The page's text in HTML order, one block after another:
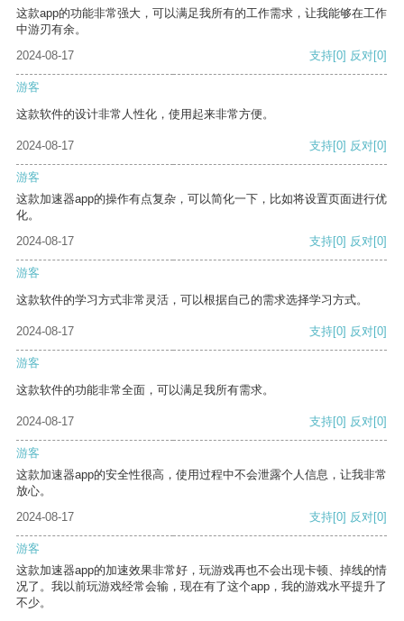
这款app的功能非常强大，可以满足我所有的工作需求，让我能够在工作
中游刃有余。
2024-08-17
支持[0] 反对[0]
游客
这款软件的设计非常人性化，使用起来非常方便。
2024-08-17 支持[0] 反对[0]
游客
这款加速器app的操作有点复杂，可以简化一下，比如将设置页面进行优
化。
2024-08-17
支持[0] 反对[0]
游客
这款软件的学习方式非常灵活，可以根据自己的需求选择学习方式。
2024-08-17 支持[0] 反对[0]
游客
这款软件的功能非常全面，可以满足我所有需求。
2024-08-17 支持[0] 反对[0]
游客
这款加速器app的安全性很高，使用过程中不会泄露个人信息，让我非常
放心。
2024-08-17
支持[0] 反对[0]
游客
这款加速器app的加速效果非常好，玩游戏再也不会出现卡顿、掉线的情
况了。我以前玩游戏经常会输，现在有了这个app，我的游戏水平提升了
不少。